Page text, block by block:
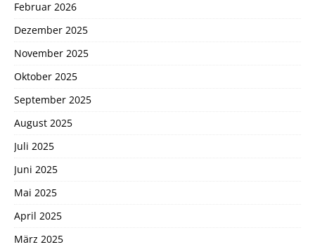
Februar 2026
Dezember 2025
November 2025
Oktober 2025
September 2025
August 2025
Juli 2025
Juni 2025
Mai 2025
April 2025
März 2025